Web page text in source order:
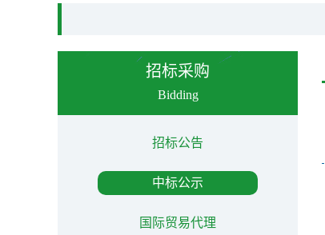
招标采购
Bidding
招标公告
中标公示
国际贸易代理